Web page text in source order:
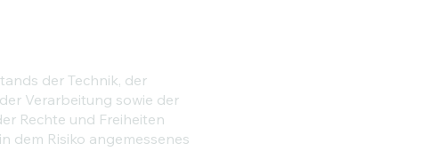
der Technik, der
Verarbeitung sowie der
Rechte und Freiheiten
dem Risiko angemessenes